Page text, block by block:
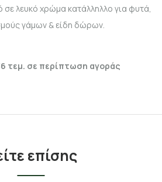
λευκό χρώμα κατάλληλλο για φυτά,
γάμων & είδη δώρων.
τεμ. σε περίπτωση αγοράς
επίσης